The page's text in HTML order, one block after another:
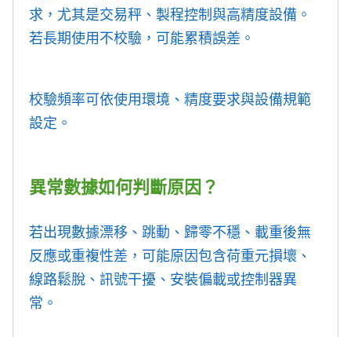
求，尤其是交易秤、製程控制與高精度設備。
若長期使用不校驗，可能累積誤差。
校驗頻率可依使用環境、精度要求與設備規範
設定。
異常數據如何判斷原因？
若出現數據漂移、跳動、歸零不穩、載重後無
反應或重複性差，可能原因包含荷重元損壞、
線路鬆脫、訊號干擾、安裝偏載或控制器異
常。